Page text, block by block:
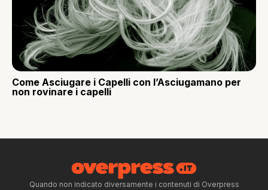
Come Asciugare i Capelli con l’Asciugamano per
non rovinare i capelli
Quando non indicato diversamente i contenuti di Overpress